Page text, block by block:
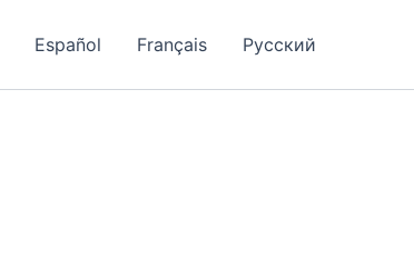
Español Français Русский